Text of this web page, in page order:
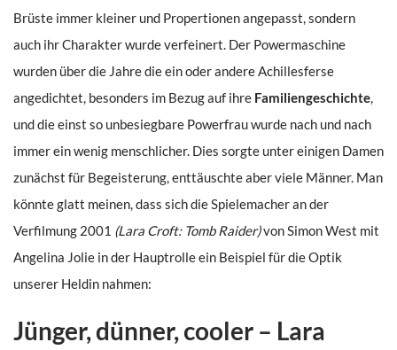
Brüste immer kleiner und Propertionen angepasst, sondern
auch ihr Charakter wurde verfeinert. Der Powermaschine
wurden über die Jahre die ein oder andere Achillesferse
angedichtet, besonders im Bezug auf ihre Familiengeschichte,
und die einst so unbesiegbare Powerfrau wurde nach und nach
immer ein wenig menschlicher. Dies sorgte unter einigen Damen
zunächst für Begeisterung, enttäuschte aber viele Männer. Man
könnte glatt meinen, dass sich die Spielemacher an der
Verfilmung 2001 (Lara Croft: Tomb Raider)von Simon West mit
Angelina Jolie in der Hauptrolle ein Beispiel für die Optik
unserer Heldin nahmen:
Jünger, dünner, cooler – Lara